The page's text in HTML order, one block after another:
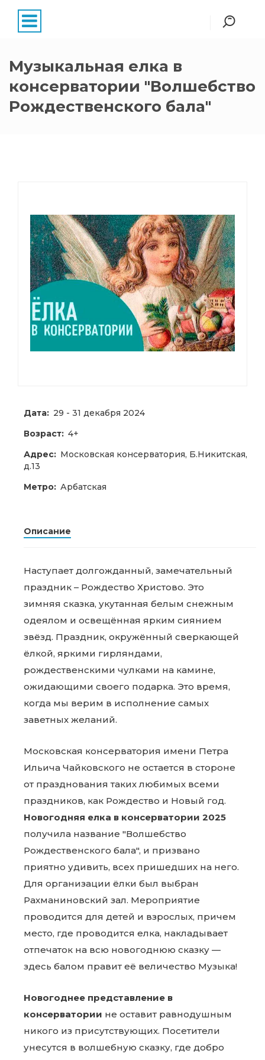
Музыкальная елка в
консерватории "Волшебство
Рождественского бала"
Дата: 29 - 31 декабря 2024
Возраст: 4+
Адрес: Московская консерватория, Б.Никитская,
д.13
Метро: Арбатская
Описание
Наступает долгожданный, замечательный
праздник – Рождество Христово. Это
зимняя сказка, укутанная белым снежным
одеялом и освещённая ярким сиянием
звёзд. Праздник, окружённый сверкающей
ёлкой, яркими гирляндами,
рождественскими чулками на камине,
ожидающими своего подарка. Это время,
когда мы верим в исполнение самых
заветных желаний.
Московская консерватория имени Петра
Ильича Чайковского не остается в стороне
от празднования таких любимых всеми
праздников, как Рождество и Новый год.
Новогодняя елка в консерватории 2025
получила название "Волшебство
Рождественского бала", и призвано
приятно удивить, всех пришедших на него.
Для организации ёлки был выбран
Рахманиновский зал. Мероприятие
проводится для детей и взрослых, причем
место, где проводится елка, накладывает
отпечаток на всю новогоднюю сказку —
здесь балом правит её величество Музыка!
Новогоднее представление в
консерватории не оставит равнодушным
никого из присутствующих. Посетители
унесутся в волшебную сказку, где добро